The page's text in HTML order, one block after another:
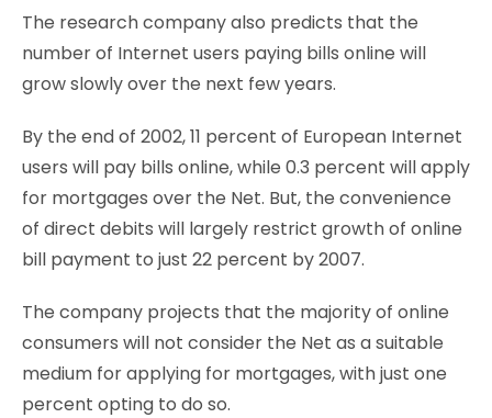
The research company also predicts that the
number of Internet users paying bills online will
grow slowly over the next few years.
By the end of 2002, 11 percent of European Internet
users will pay bills online, while 0.3 percent will apply
for mortgages over the Net. But, the convenience
of direct debits will largely restrict growth of online
bill payment to just 22 percent by 2007.
The company projects that the majority of online
consumers will not consider the Net as a suitable
medium for applying for mortgages, with just one
percent opting to do so.